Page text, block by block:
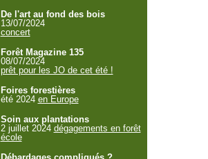
De l'art au fond des bois
13/07/2024
concert
Forêt Magazine 135
08/07/2024
prêt pour les JO de cet été !
Foires forestières
été 2024 en Europe
Soin aux plantations
2 juillet 2024 dégagements en forêt
école